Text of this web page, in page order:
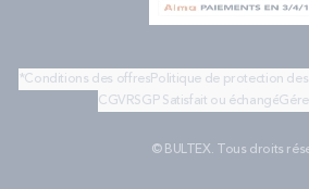
*Conditions des offresPolitique de protection
CGV RSGP Satisfait ou échangé
© BULTEX. Tous droits